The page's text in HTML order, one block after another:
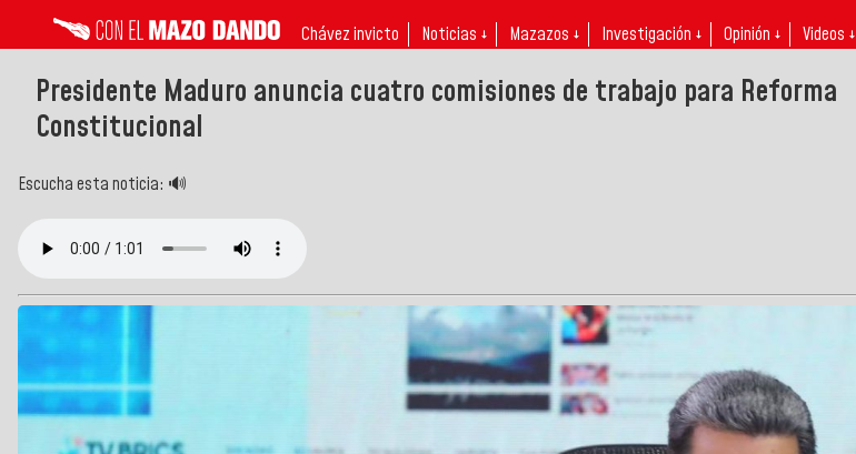
Chávez invicto Noticias ↓ Mazazos ↓ Investigación ↓ Opinión ↓ Videos ↓
Presidente Maduro anuncia cuatro comisiones de trabajo para Reforma
Constitucional
Escucha esta noticia: 🔊